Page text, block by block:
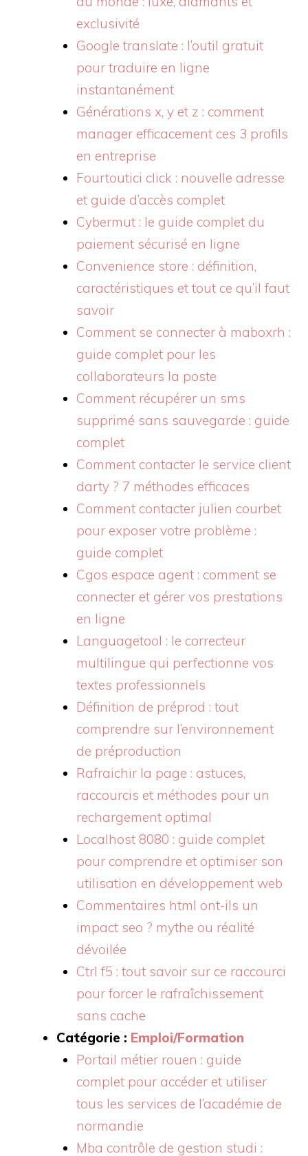
exclusivité
Google translate : l’outil gratuit
pour traduire en ligne
instantanément
Générations x, y et z : comment
manager efficacement ces 3 profils
en entreprise
Fourtoutici click : nouvelle adresse
et guide d’accès complet
Cybermut : le guide complet du
paiement sécurisé en ligne
Convenience store : définition,
caractéristiques et tout ce qu’il faut
savoir
Comment se connecter à maboxrh :
guide complet pour les
collaborateurs la poste
Comment récupérer un sms
supprimé sans sauvegarde : guide
complet
Comment contacter le service client
darty ? 7 méthodes efficaces
Comment contacter julien courbet
pour exposer votre problème :
guide complet
Cgos espace agent : comment se
connecter et gérer vos prestations
en ligne
Languagetool : le correcteur
multilingue qui perfectionne vos
textes professionnels
Définition de préprod : tout
comprendre sur l’environnement
de préproduction
Rafraichir la page : astuces,
raccourcis et méthodes pour un
rechargement optimal
Localhost 8080 : guide complet
pour comprendre et optimiser son
utilisation en développement web
Commentaires html ont-ils un
impact seo ? mythe ou réalité
dévoilée
Ctrl f5 : tout savoir sur ce raccourci
pour forcer le rafraîchissement
sans cache
Catégorie : Emploi/Formation
Portail métier rouen : guide
complet pour accéder et utiliser
tous les services de l’académie de
normandie
Mba contrôle de gestion studi :